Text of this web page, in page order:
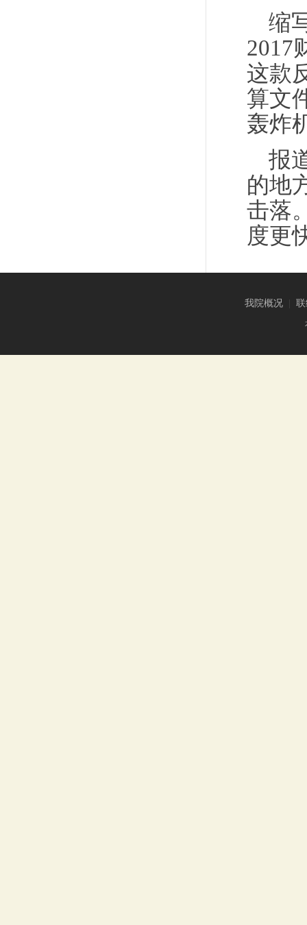
缩
2017
这款
算文
轰炸
报
的地
击落
度更
我院概况